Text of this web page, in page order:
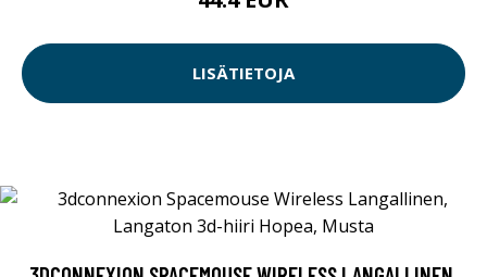
LISÄTIETOJA